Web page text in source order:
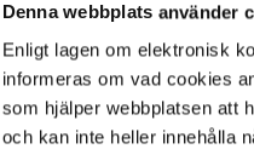
Denna webbplats använder
Enligt lagen om elektronisk
informeras om vad cookies
som hjälper webbplatsen att
och kan inte heller innehålla
Porslin kaffemugg